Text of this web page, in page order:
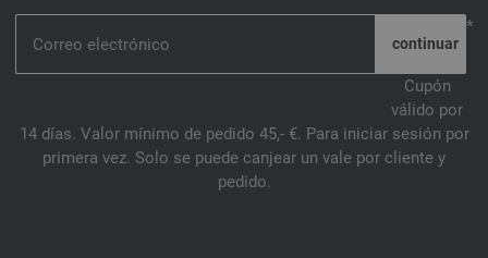
*
Cupón
válido por
14 días. Valor mínimo de pedido 45,- €. Para iniciar sesión por
primera vez. Solo se puede canjear un vale por cliente y
pedido.